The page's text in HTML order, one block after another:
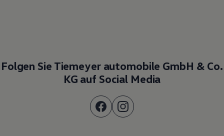
Folgen Sie Tiemeyer automobile GmbH & Co.
KG auf Social Media